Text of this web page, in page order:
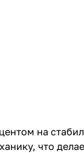
на
что